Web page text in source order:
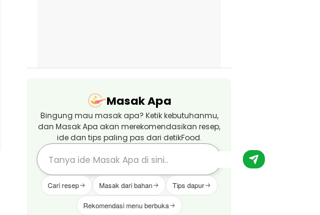
Masak Apa
Bingung mau masak apa? Ketik kebutuhanmu,
dan Masak Apa akan merekomendasikan resep,
ide dan tips paling pas dari detikFood.
Cari resep Masak dari bahan Tips dapur
Rekomendasi menu berbuka